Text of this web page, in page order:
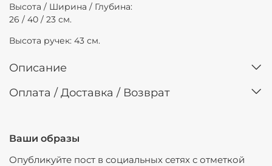
Высота / Ширина / Глубина:
26 / 40 / 23 см.
Высота ручек: 43 см.
Описание
Оплата / Доставка / Возврат
Ваши образы
Опубликуйте пост в социальных сетях с отметкой